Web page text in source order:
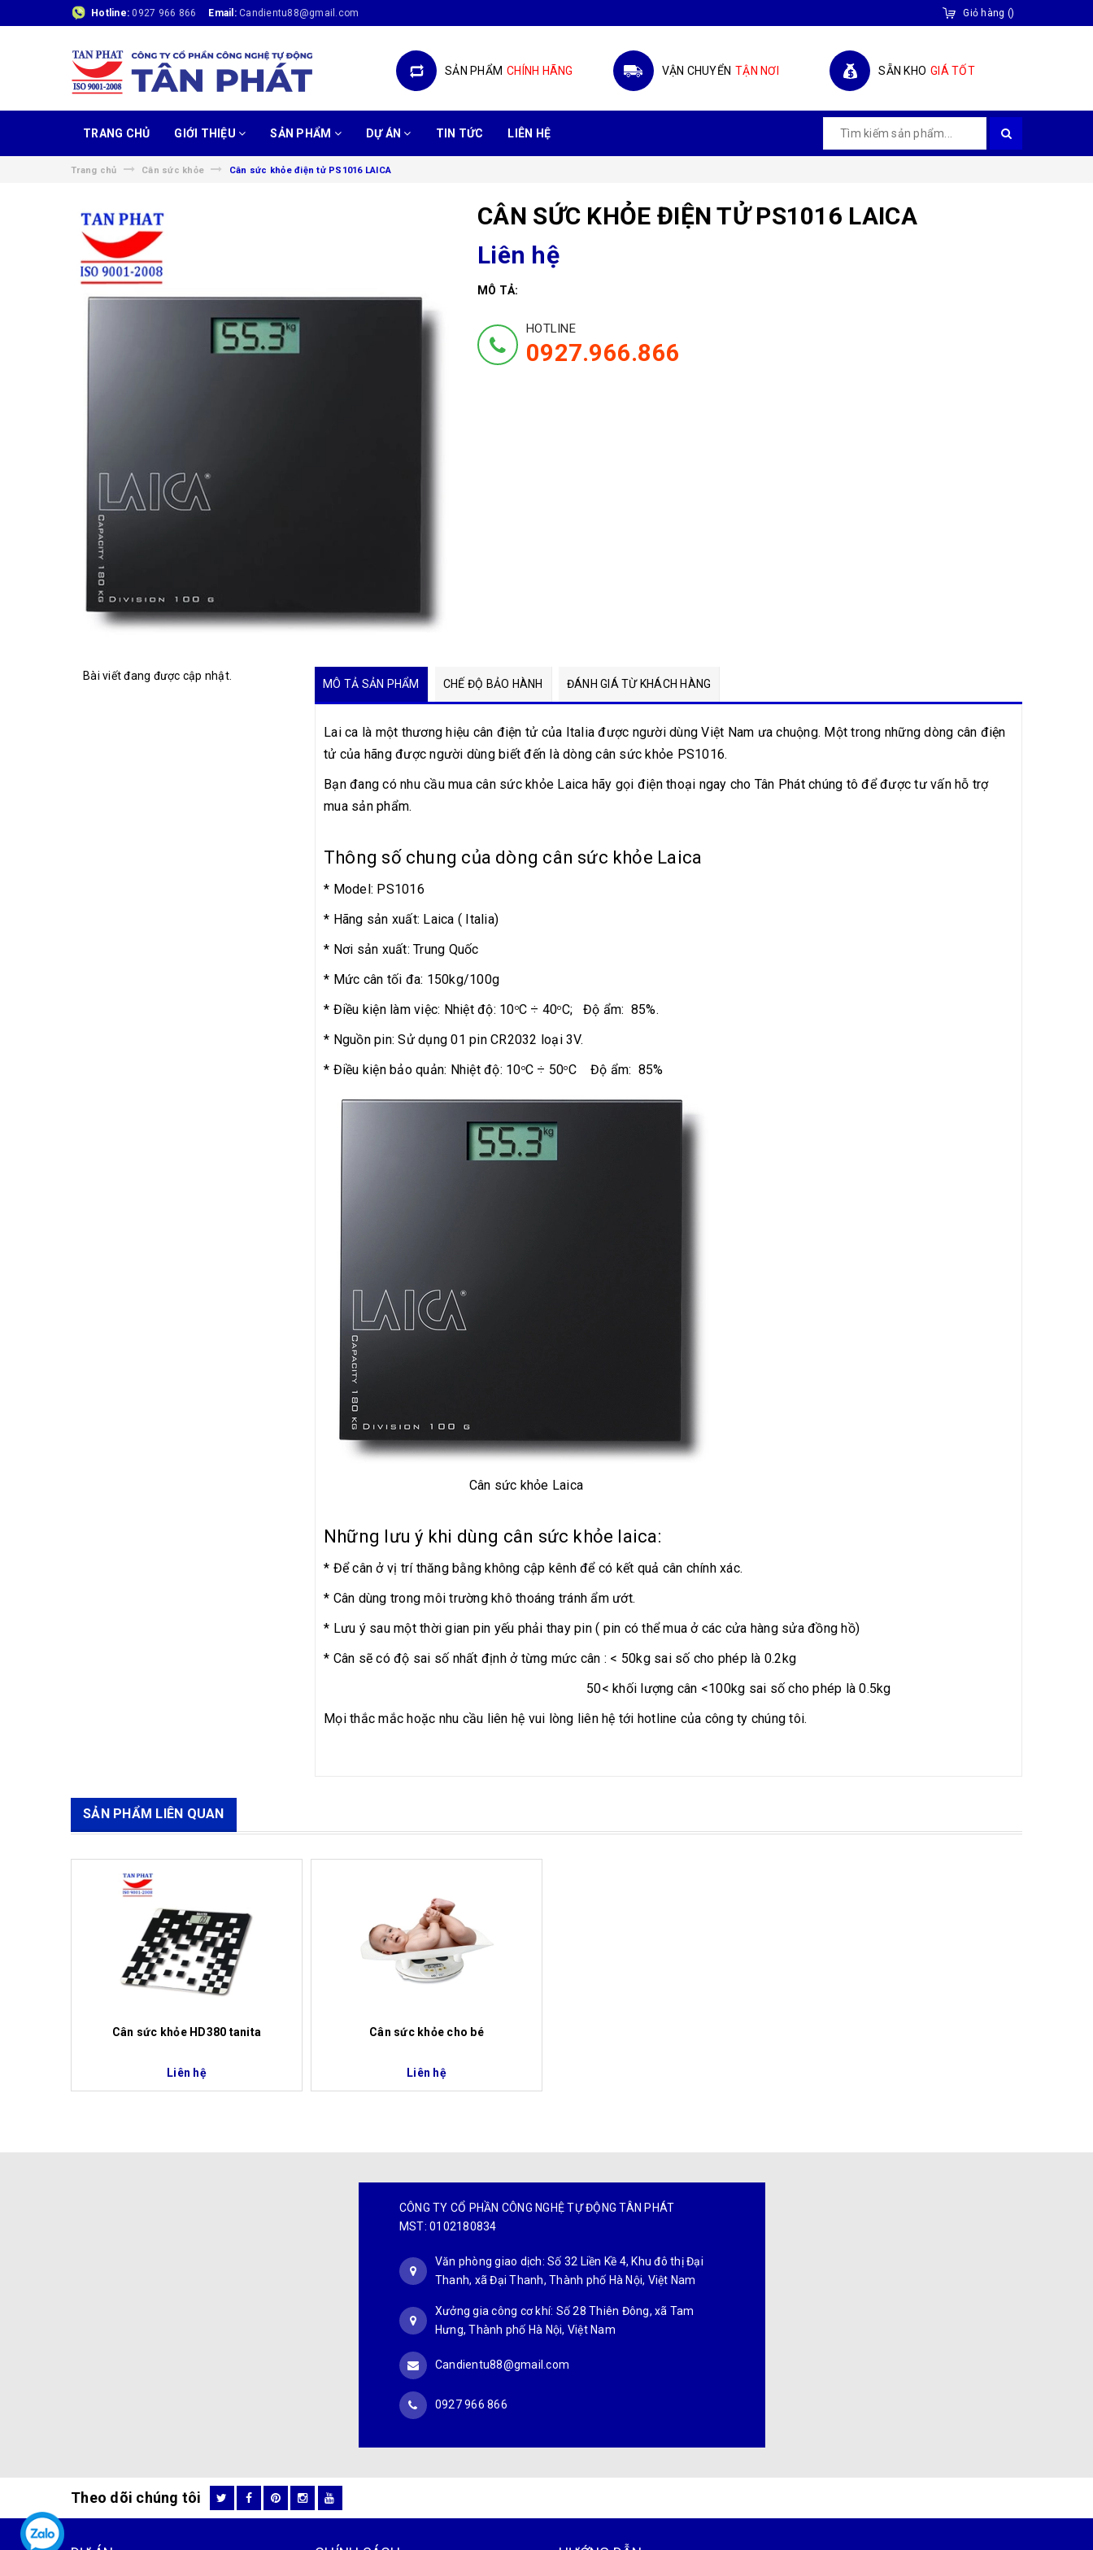
Hotline:0927 966 866 Email: Candientu88@gmail.com Giỏ hàng ()
SẢN PHẨM CHÍNH HÃNG VẬN CHUYỂN TẬN NƠI SẴN KHO GIÁ TỐT
TRANG CHỦ GIỚI THIỆU SẢN PHẨM DỰ ÁN TIN TỨC LIÊN HỆ
Trang chủ Cân sức khỏe Cân sức khỏe điện tử PS1016 LAICA
CÂN SỨC KHỎE ĐIỆN TỬ PS1016 LAICA
Liên hệ
MÔ TẢ:
HOTLINE
0927.966.866
MÔ TẢ SẢN PHẨM CHẾ ĐỘ BẢO HÀNH ĐÁNH GIÁ TỪ KHÁCH HÀNG
Lai ca là một thương hiệu cân điện tử của Italia được người dùng Việt Nam ưa chuộng. Một trong những dòng cân điện
tử của hãng được người dùng biết đến là dòng cân sức khỏe PS1016.
Bạn đang có nhu cầu mua cân sức khỏe Laica hãy gọi điện thoại ngay cho Tân Phát chúng tô để được tư vấn hỗ trợ
mua sản phẩm.
Thông số chung của dòng cân sức khỏe Laica
* Model: PS1016
* Hãng sản xuất: Laica ( Italia)
* Nơi sản xuất: Trung Quốc
* Mức cân tối đa: 150kg/100g
* Điều kiện làm việc: Nhiệt độ: 10oC ÷ 40oC; Độ ẩm: 85%.
* Nguồn pin: Sử dụng 01 pin CR2032 loại 3V.
* Điều kiện bảo quản: Nhiệt độ: 10oC ÷ 50oC Độ ẩm: 85%
Cân sức khỏe Laica
Những lưu ý khi dùng cân sức khỏe laica:
* Để cân ở vị trí thăng bằng không cập kênh để có kết quả cân chính xác.
* Cân dùng trong môi trường khô thoáng tránh ẩm ướt.
* Lưu ý sau một thời gian pin yếu phải thay pin ( pin có thể mua ở các cửa hàng sửa đồng hồ)
* Cân sẽ có độ sai số nhất định ở từng mức cân : < 50kg sai số cho phép là 0.2kg
50< khối lượng cân <100kg sai số cho phép là 0.5kg
Mọi thắc mắc hoặc nhu cầu liên hệ vui lòng liên hệ tới hotline của công ty chúng tôi.
Bài viết đang được cập nhật.
SẢN PHẨM LIÊN QUAN
Cân sức khỏe HD380 tanita
Liên hệ
Xem nhanh
Cân sức khỏe cho bé
Liên hệ
Xem nhanh
CÔNG TY CỔ PHẦN CÔNG NGHỆ TỰ ĐỘNG TÂN PHÁT
MST: 0102180834
Văn phòng giao dịch: Số 32 Liền Kề 4, Khu đô thị Đại
Thanh, xã Đại Thanh, Thành phố Hà Nội, Việt Nam
Xưởng gia công cơ khí: Số 28 Thiên Đông, xã Tam
Hưng, Thành phố Hà Nội, Việt Nam
Candientu88@gmail.com
0927 966 866
Theo dõi chúng tôi